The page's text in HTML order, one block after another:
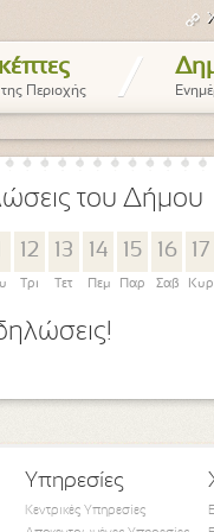
Περιοχής /
του Δήμου
12
Τρι
13
Τετ
14
Πεμ
15
Παρ
16
Σαβ
17
Κυρ
Υπηρεσίες
Κεντρικές Υπηρεσίες